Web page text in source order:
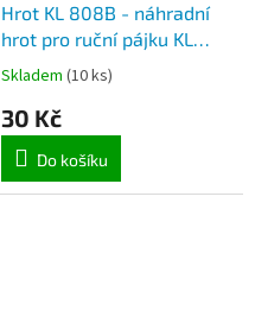
Hrot KL 808B - náhradní
hrot pro ruční pájku KL
808B
Skladem (10 ks)
30 Kč
Do košíku